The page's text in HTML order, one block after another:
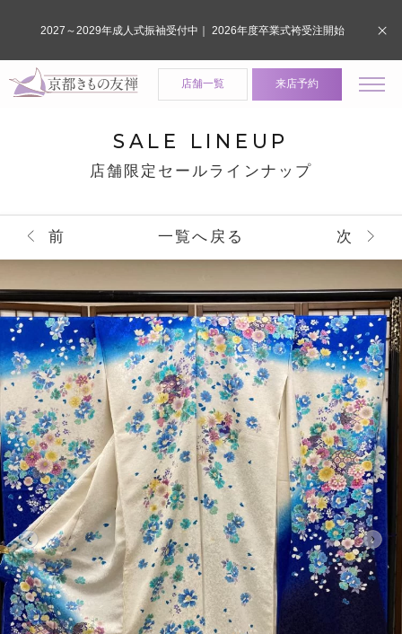
店舗一覧 来店予約
SALE LINEUP
店舗限定セールラインナップ
前 一覧へ戻る 次
2027～2029年成人式振袖受付中｜ 2026年度卒業式袴受注開始